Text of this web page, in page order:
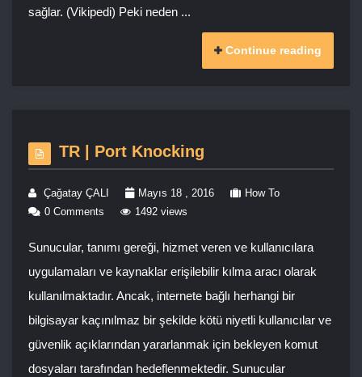
sağlar. (Vikipedi) Peki neden ...
Continue reading
TR | Port Knocking
Çağatay ÇALI Mayıs 18 , 2016
How To
0 Comments
1492 views
Sunucular, tanımı gereği, hizmet veren ve kullanıcılara
uygulamaları ve kaynaklar erişilebilir kılma aracı olarak
kullanılmaktadır. Ancak, internete bağlı herhangi bir
bilgisayar kaçınılmaz bir şekilde kötü niyetli kullanıcılar ve
güvenlik açıklarından yararlanmak için bekleyen komut
dosyaları tarafından hedeflenmektedir. Sunucular